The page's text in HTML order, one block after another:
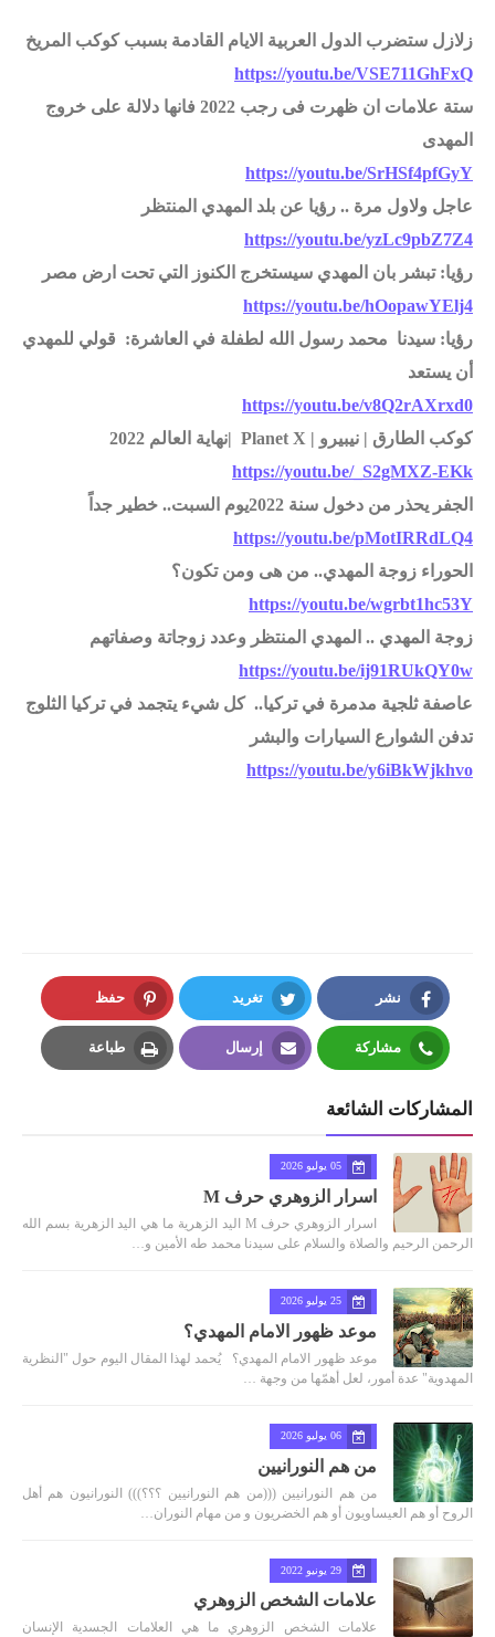
زلازل ستضرب الدول العربية الايام القادمة بسبب كوكب المريخ
https://youtu.be/VSE711GhFxQ
ستة علامات ان ظهرت فى رجب 2022 فانها دلالة على خروج
المهدى
https://youtu.be/SrHSf4pfGyY
عاجل ولاول مرة .. رؤيا عن بلد المهدي المنتظر
https://youtu.be/yzLc9pbZ7Z4
رؤيا: تبشر بان المهدي سيستخرج الكنوز التي تحت ارض مصر
https://youtu.be/hOopawYElj4
رؤيا: سيدنا محمد رسول الله لطفلة في العاشرة: قولي للمهدي
أن يستعد
https://youtu.be/v8Q2rAXrxd0
كوكب الطارق | نيبيرو | Planet X |نهاية العالم 2022
https://youtu.be/_S2gMXZ-EKk
الجفر يحذر من دخول سنة 2022يوم السبت.. خطير جداً
https://youtu.be/pMotIRRdLQ4
الحوراء زوجة المهدي.. من هى ومن تكون؟
https://youtu.be/wgrbt1hc53Y
زوجة المهدي .. المهدي المنتظر وعدد زوجاتة وصفاتهم
https://youtu.be/ij91RUkQY0w
عاصفة ثلجية مدمرة في تركيا.. كل شيء يتجمد في تركيا الثلوج
تدفن الشوارع السيارات والبشر
https://youtu.be/y6iBkWjkhvo
نشر
Facebook
تغريد
Twitter
حفظ
Pinterest
مشاركة إرسال طباعة
المشاركات الشائعة
05 يوليو 2026
اسرار الزوهري حرف M
اسرار الزوهري حرف M اليد الزهرية ما هي اليد الزهرية بسم الله
الرحمن الرحيم والصلاة والسلام على سيدنا محمد طه الأمين و…
25 يوليو 2026
موعد ظهور الامام المهدي؟
موعد ظهور الامام المهدي؟ يُحمد لهذا المقال اليوم حول "النظرية
المهدوية" عدة أمور، لعل أهمّها من وجهة …
06 يوليو 2026
من هم النورانيين
من هم النورانيين (((من هم النورانيين ؟؟؟))) النورانيون هم أهل
الروح أو هم العيساويون أو هم الخضريون و من مهام النوران…
29 يونيو 2022
علامات الشخص الزوهري
علامات الشخص الزوهري ما هي العلامات الجسدية الإنسان